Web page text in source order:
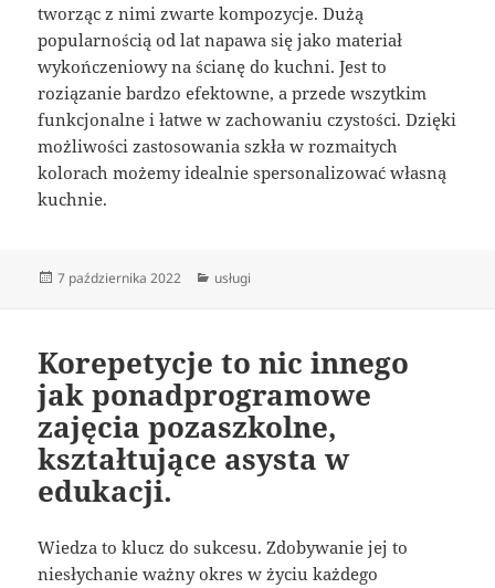
tworząc z nimi zwarte kompozycje. Dużą
popularnością od lat napawa się jako materiał
wykończeniowy na ścianę do kuchni. Jest to
roziązanie bardzo efektowne, a przede wszytkim
funkcjonalne i łatwe w zachowaniu czystości. Dzięki
możliwości zastosowania szkła w rozmaitych
kolorach możemy idealnie spersonalizować własną
kuchnie.
Data
7 października 2022 Kategorie
usługi
Korepetycje to nic innego
jak ponadprogramowe
zajęcia pozaszkolne,
kształtujące asysta w
edukacji.
Wiedza to klucz do sukcesu. Zdobywanie jej to
niesłychanie ważny okres w życiu każdego